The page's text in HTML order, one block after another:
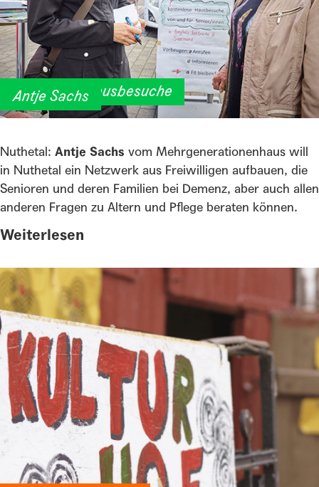
Antje Sachs
Präventive Hausbesuche
Nuthetal: Antje Sachs vom Mehrgenerationenhaus will
in Nuthetal ein Netzwerk aus Freiwilligen aufbauen, die
Senioren und deren Familien bei Demenz, aber auch allen
anderen Fragen zu Altern und Pflege beraten können.
Weiterlesen